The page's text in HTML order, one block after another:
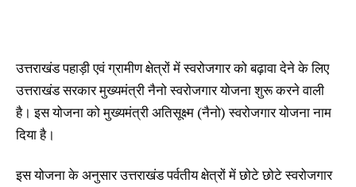
उत्तराखंड पहाड़ी एवं ग्रामीण क्षेत्रों में स्वरोजगार को बढ़ावा देने के लिए
उत्तराखंड सरकार मुख्यमंत्री नैनो स्वरोजगार योजना शुरू करने वाली
है। इस योजना को मुख्यमंत्री अतिसूक्ष्म (नैनो) स्वरोजगार योजना नाम
दिया है।
इस योजना के अनुसार उत्तराखंड पर्वतीय क्षेत्रों में छोटे छोटे स्वरोजगार